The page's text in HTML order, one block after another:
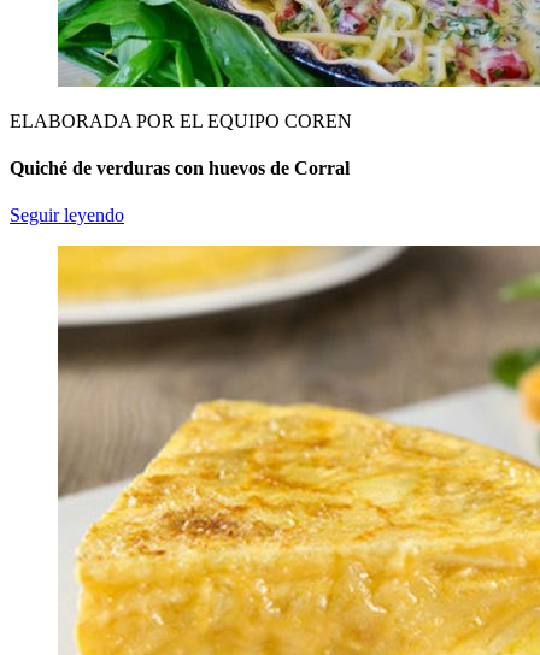
ELABORADA POR EL EQUIPO COREN
Quiché de verduras con huevos de Corral
Seguir leyendo